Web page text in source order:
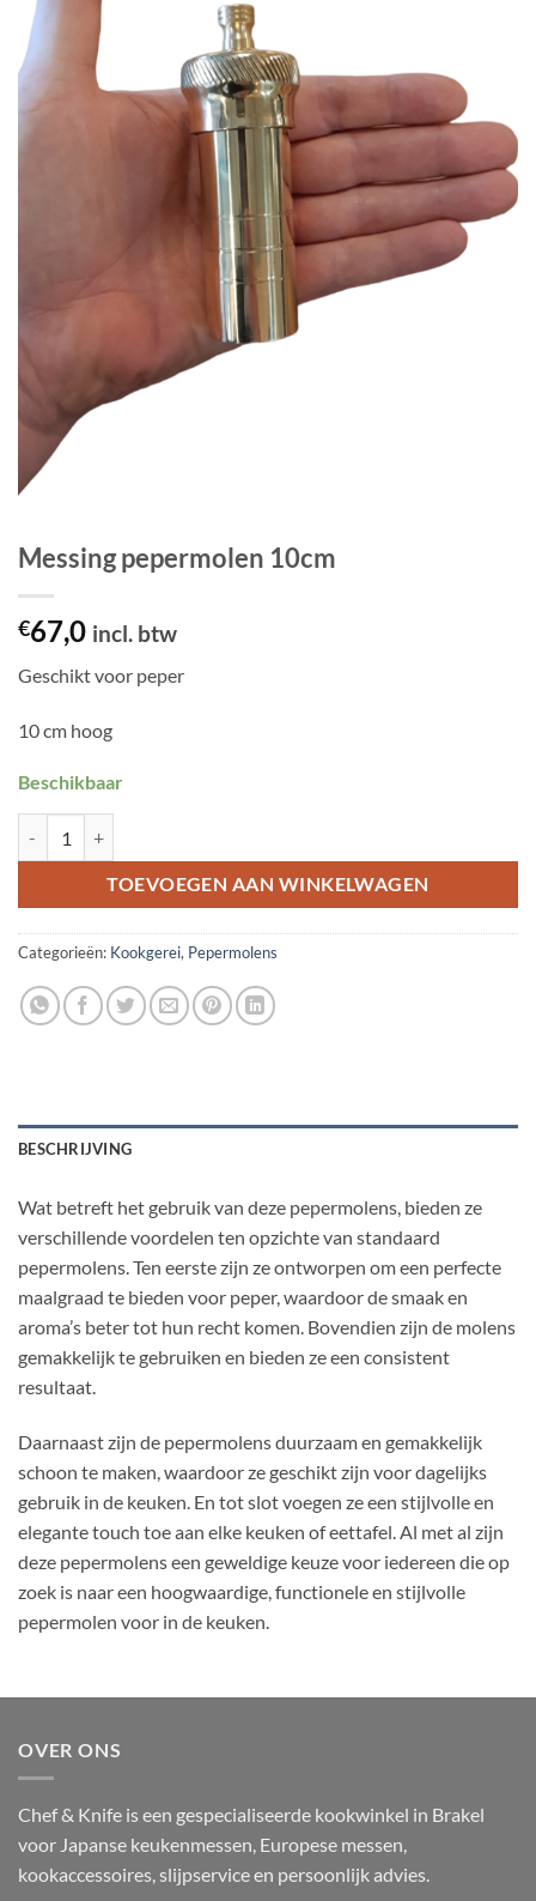
Messing pepermolen 10cm
€67,0 incl. btw
Geschikt voor peper
10 cm hoog
Beschikbaar
TOEVOEGEN AAN WINKELWAGEN
Categorieën: Kookgerei, Pepermolens
BESCHRIJVING
Wat betreft het gebruik van deze pepermolens, bieden ze
verschillende voordelen ten opzichte van standaard
pepermolens. Ten eerste zijn ze ontworpen om een perfecte
maalgraad te bieden voor peper, waardoor de smaak en
aroma’s beter tot hun recht komen. Bovendien zijn de molens
gemakkelijk te gebruiken en bieden ze een consistent
resultaat.
Daarnaast zijn de pepermolens duurzaam en gemakkelijk
schoon te maken, waardoor ze geschikt zijn voor dagelijks
gebruik in de keuken. En tot slot voegen ze een stijlvolle en
elegante touch toe aan elke keuken of eettafel. Al met al zijn
deze pepermolens een geweldige keuze voor iedereen die op
zoek is naar een hoogwaardige, functionele en stijlvolle
pepermolen voor in de keuken.
OVER ONS
Chef & Knife is een gespecialiseerde kookwinkel in Brakel
voor Japanse keukenmessen, Europese messen,
kookaccessoires, slijpservice en persoonlijk advies.